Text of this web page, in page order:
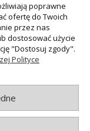
poprawne
ofertę do Twoich
przez nas
dostosować użycie
"Dostosuj zgody".
Polityce